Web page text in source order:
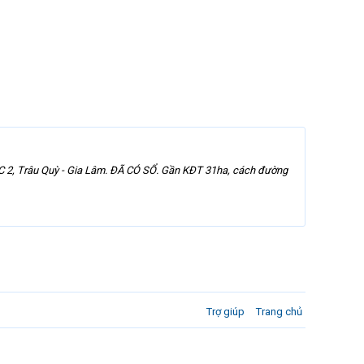
Trâu Quỳ - Gia Lâm. ĐÃ CÓ SỔ. Gần KĐT 31ha, cách đường
Trợ giúp Trang chủ